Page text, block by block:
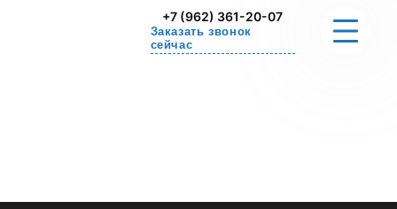
+7 (962) 361-20-07
Заказать звонок
сейчас
СТОИМОСТЬ